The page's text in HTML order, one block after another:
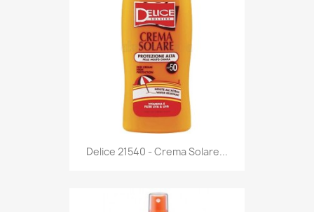
Anteprima
Delice 21540 - Crema Solare...